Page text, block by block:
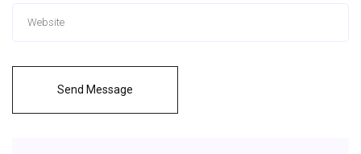
Send Message